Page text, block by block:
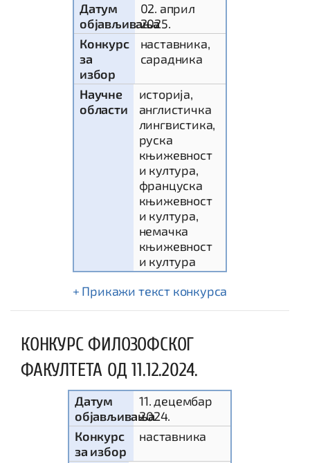
Датум
објављивања
02. април
2025.
Конкурс
за
избор
наставника,
сарадника
Научне
области
историја,
англистичка
лингвистика,
руска
књижевност
и култура,
француска
књижевност
и култура,
немачка
књижевност
и култура
текст конкурса
КОНКУРС ФИЛОЗОФСКОГ
ФАКУЛТЕТА ОД 11.12.2024.
Датум
објављивања
11. децембар
2024.
Конкурс
за избор
наставника